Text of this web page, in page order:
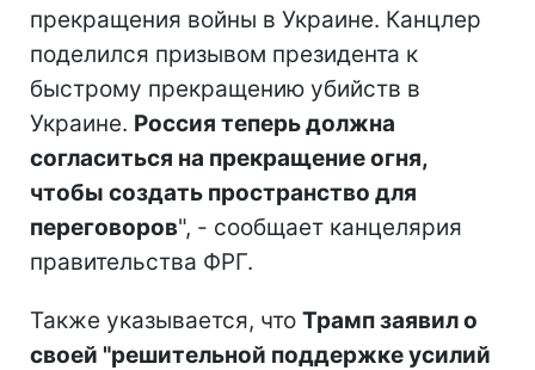
прекращения войны в Украине. Канцлер
поделился призывом президента к
быстрому прекращению убийств в
Украине. Россия теперь должна
согласиться на прекращение огня,
чтобы создать пространство для
переговоров", - сообщает канцелярия
правительства ФРГ.
Также указывается, что Трамп заявил о
своей "решительной поддержке усилий